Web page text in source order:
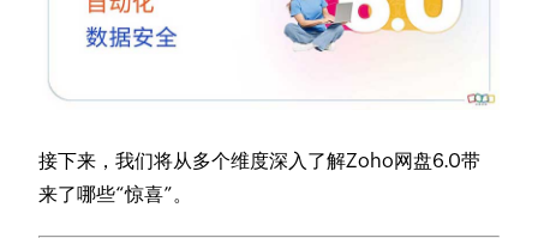
接下来，我们将从多个维度深入了解Zoho网盘6.0带
来了哪些“惊喜”。